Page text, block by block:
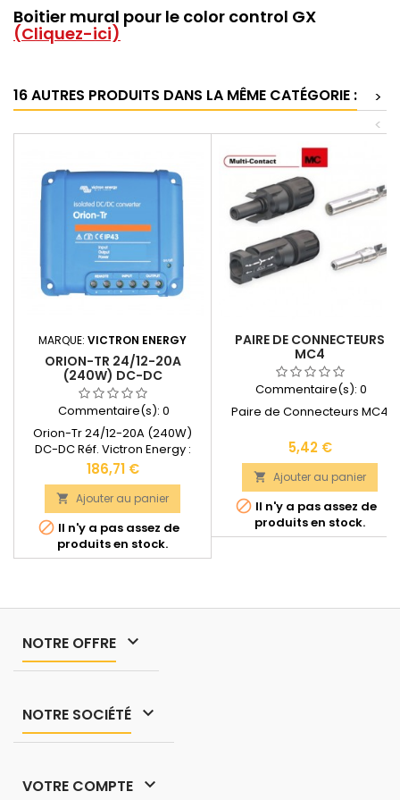
Boitier mural pour le color control GX
(Cliquez-ici)
16 AUTRES PRODUITS DANS LA MÊME CATÉGORIE :
>
<
MARQUE: VICTRON ENERGY
ORION-TR 24/12-20A
(240W) DC-DC
Commentaire(s): 0
Orion-Tr 24/12-20A (240W)
DC-DC Réf. Victron Energy :
ORI241224110Garantie : 5
ansSection de câble maximale
: 16 mm2Dimensions : 130 x 186 x
70 mmPoids : 1,3
kgDocumentation technique
disponible dans les
"DOCUMENTS JOINTS".
Prix
186,71 €
 Ajouter au panier
 Il n'y a pas assez de
produits en stock.
PAIRE DE CONNECTEURS
MC4
Commentaire(s): 0
Paire de Connecteurs MC4
Prix
5,42 €
 Ajouter au panier
 Il n'y a pas assez de
produits en stock.
NOTRE OFFRE 
NOTRE SOCIÉTÉ 
VOTRE COMPTE 